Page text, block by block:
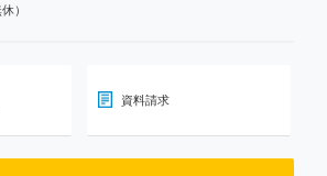
）
資料請求